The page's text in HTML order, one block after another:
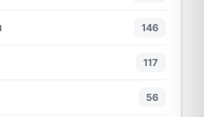
146
117
56